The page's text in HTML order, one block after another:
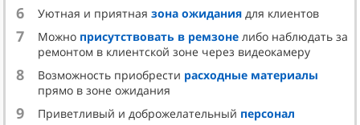
Механическая замена деталей при проведении
ремонта электроусилителя руля часто не решает
проблемы и на приборной панели продолжает гореть
ошибка. Требуется выполнить проверку с помощью
специального сканера, который имеется далеко не в
каждом автосервисе.
6 Уютная и приятнаязона ожидания для клиентов
7 Можно присутствовать в ремзоне либо наблюдать за
ремонтом в клиентской зоне через видеокамеру
8 Возможность приобрести расходные материалы
прямо в зоне ожидания
9 Приветливый и доброжелательный персонал